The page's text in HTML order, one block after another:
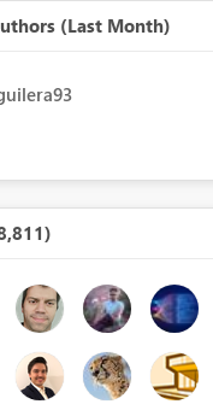
(Last Month)